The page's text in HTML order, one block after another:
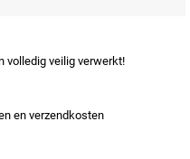
volledig veilig verwerkt!
en verzendkosten